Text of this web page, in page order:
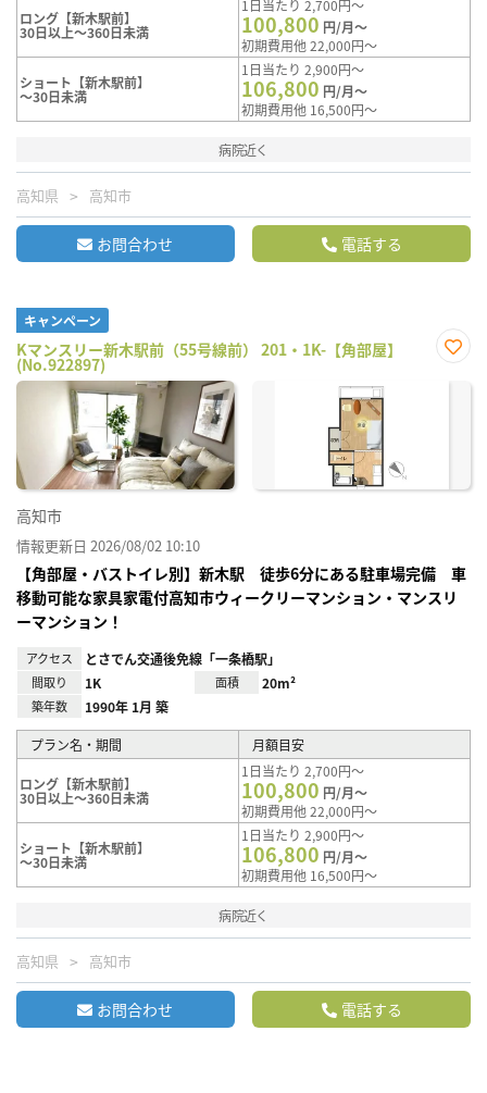
ロング【新木駅前】
30日以上～360日未満
1日当たり 2,700円～
100,800 円/月～
初期費用他 22,000円～
ショート【新木駅前】
～30日未満
1日当たり 2,900円～
106,800 円/月～
初期費用他 16,500円～
病院近く
高知県 高知市
お問合わせ 電話する
キャンペーン
Kマンスリー新木駅前（55号線前） 201・1K-【角部屋】
(No.922897)
に入
高知市
情報更新日 2026/08/02 10:10
【角部屋・バストイレ別】新木駅 徒歩6分にある駐車場完備 車
移動可能な家具家電付高知市ウィークリーマンション・マンスリ
ーマンション！
アクセス とさでん交通後免線「一条橋駅」
間取り 1K 面積 20m²
築年数 1990年 1月 築
プラン名・期間 月額目安
ロング【新木駅前】
30日以上～360日未満
1日当たり 2,700円～
100,800 円/月～
初期費用他 22,000円～
ショート【新木駅前】
～30日未満
1日当たり 2,900円～
106,800 円/月～
初期費用他 16,500円～
病院近く
高知県 高知市
お問合わせ 電話する